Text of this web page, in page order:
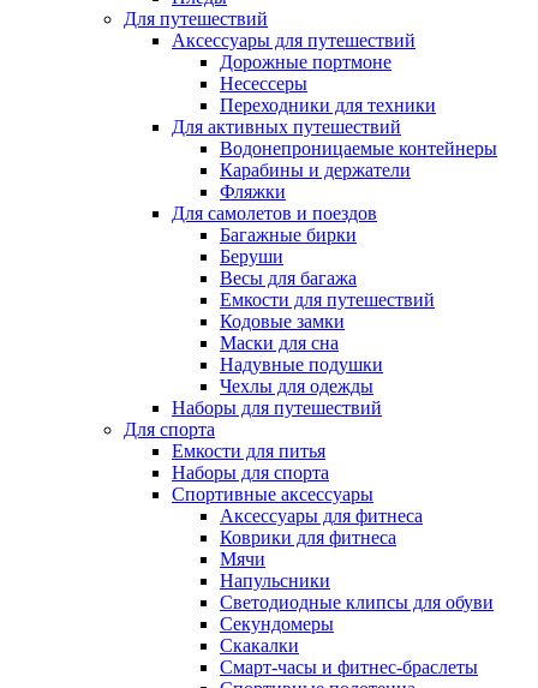
Для путешествий
Аксессуары для путешествий
Дорожные портмоне
Несессеры
Переходники для техники
Для активных путешествий
Водонепроницаемые контейнеры
Карабины и держатели
Фляжки
Для самолетов и поездов
Багажные бирки
Беруши
Весы для багажа
Емкости для путешествий
Кодовые замки
Маски для сна
Надувные подушки
Чехлы для одежды
Наборы для путешествий
Для спорта
Емкости для питья
Наборы для спорта
Спортивные аксессуары
Аксессуары для фитнеса
Коврики для фитнеса
Мячи
Напульсники
Светодиодные клипсы для обуви
Секундомеры
Скакалки
Смарт-часы и фитнес-браслеты